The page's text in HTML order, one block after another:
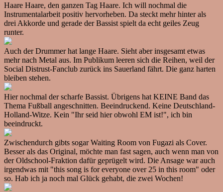
Haare Haare, den ganzen Tag Haare. Ich will nochmal die
Instrumentalarbeit positiv hervorheben. Da steckt mehr hinter als
drei Akkorde und gerade der Bassist spielt da echt geiles Zeug
runter.
Auch der Drummer hat lange Haare. Sieht aber insgesamt etwas
mehr nach Metal aus. Im Publikum leeren sich die Reihen, weil der
Social Distrust-Fanclub zurück ins Sauerland fährt. Die ganz harten
bleiben stehen.
Hier nochmal der scharfe Bassist. Übrigens hat KEINE Band das
Thema Fußball angeschnitten. Beeindruckend. Keine Deutschland-
Holland-Witze. Kein "Ihr seid hier obwohl EM ist!", ich bin
beeindruckt.
Zwischendurch gibts sogar Waiting Room von Fugazi als Cover.
Besser als das Original, möchte man fast sagen, auch wenn man von
der Oldschool-Fraktion dafür geprügelt wird. Die Ansage war auch
irgendwas mit "this song is for everyone over 25 in this room" oder
so. Hab ich ja noch mal Glück gehabt, die zwei Wochen!